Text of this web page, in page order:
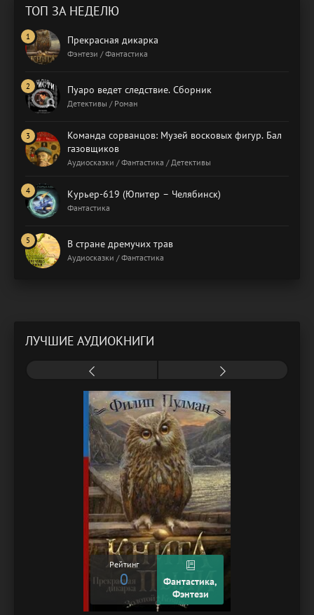
ТОП ЗА НЕДЕЛЮ
Прекрасная дикарка
Фэнтези / Фантастика
Пуаро ведет следствие. Сборник
Детективы / Роман
Команда сорванцов: Музей восковых фигур. Бал
газовщиков
Аудиосказки / Фантастика / Детективы
Курьер-619 (Юпитер – Челябинск)
Фантастика
В стране дремучих трав
Аудиосказки / Фантастика
ЛУЧШИЕ АУДИОКНИГИ
Рейтинг
0
Фантастика,
Фэнтези